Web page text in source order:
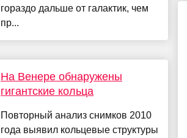
гораздо дальше от галактик, чем
пр...
На Венере обнаружены
гигантские кольца
Повторный анализ снимков 2010
года выявил кольцевые структуры